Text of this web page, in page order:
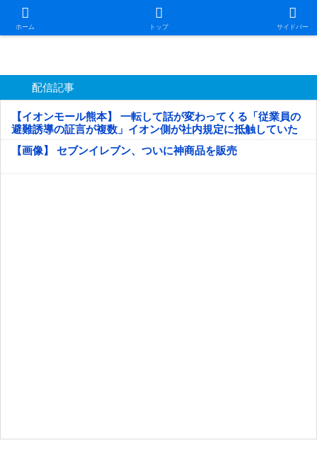
ホーム トップ サイドバー
日本第一！ニュース録
配信記事
【イオンモール熊本】 一転して話が変わってくる「従業員の
避難誘導の証言が複数」イオン側が社内規定に抵触していた
疑い
【画像】 セブンイレブン、ついに神商品を販売